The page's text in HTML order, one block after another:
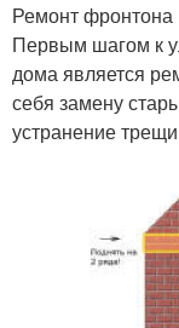
Ремонт фронтона
Первым шагом к
дома является
себя замену
устранение